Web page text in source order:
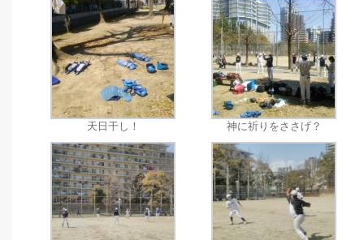
天日干し！ 神に祈りをささげ？